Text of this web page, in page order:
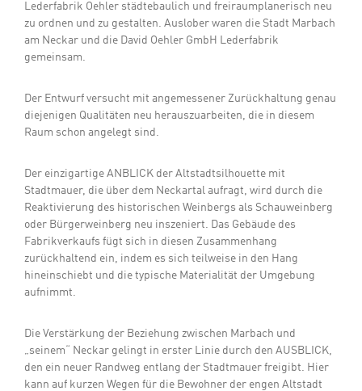
Lederfabrik Oehler städtebaulich und freiraumplanerisch neu
zu ordnen und zu gestalten. Auslober waren die Stadt Marbach
am Neckar und die David Oehler GmbH Lederfabrik
gemeinsam.
Der Entwurf versucht mit angemessener Zurückhaltung genau
diejenigen Qualitäten neu herauszuarbeiten, die in diesem
Raum schon angelegt sind.
Der einzigartige ANBLICK der Altstadtsilhouette mit
Stadtmauer, die über dem Neckartal aufragt, wird durch die
Reaktivierung des historischen Weinbergs als Schauweinberg
oder Bürgerweinberg neu inszeniert. Das Gebäude des
Fabrikverkaufs fügt sich in diesen Zusammenhang
zurückhaltend ein, indem es sich teilweise in den Hang
hineinschiebt und die typische Materialität der Umgebung
aufnimmt.
Die Verstärkung der Beziehung zwischen Marbach und
„seinem“ Neckar gelingt in erster Linie durch den AUSBLICK,
den ein neuer Randweg entlang der Stadtmauer freigibt. Hier
kann auf kurzen Wegen für die Bewohner der engen Altstadt